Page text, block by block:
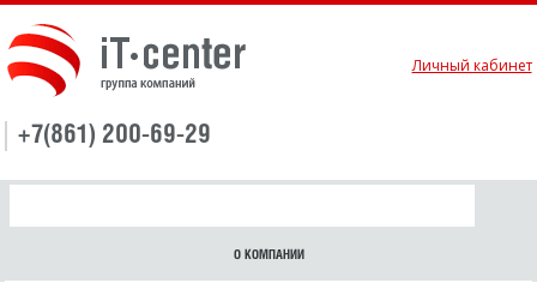
Личный кабинет
+7(861) 200-69-29
О КОМПАНИИ